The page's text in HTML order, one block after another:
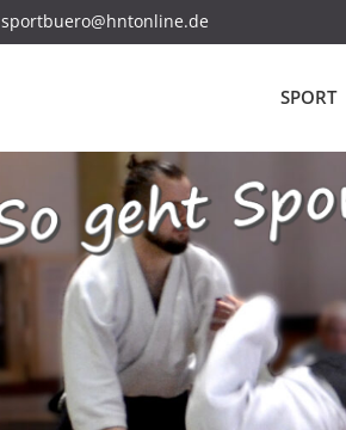
sportbuero@hntonline.de
SPORT